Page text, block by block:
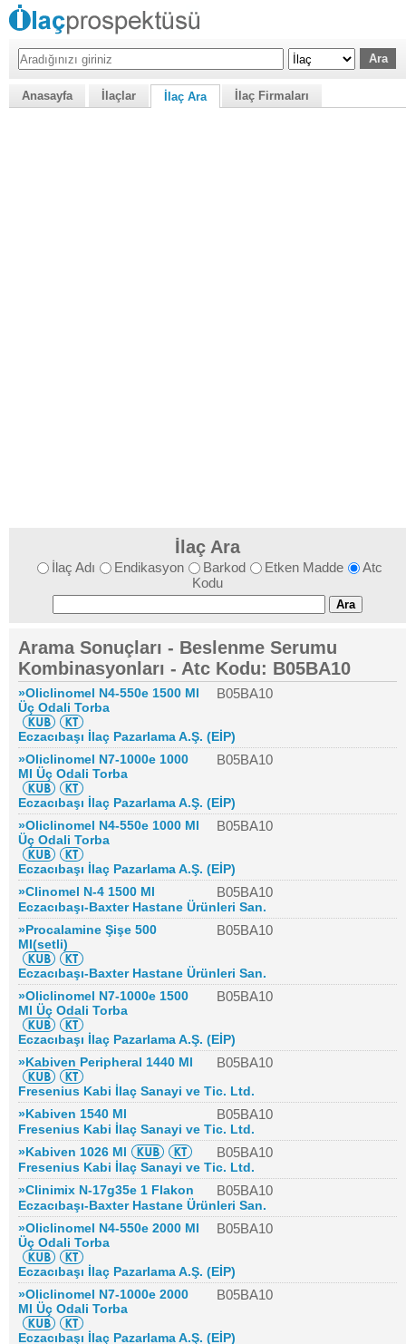
Anasayfa İlaçlar İlaç Ara İlaç Firmaları
İlaç Ara
İlaç Adı Endikasyon Barkod Etken Madde
Atc
Kodu
Arama Sonuçları - Beslenme Serumu
Kombinasyonları - Atc Kodu: B05BA10
»Oliclinomel N4-550e 1500 Ml
Üç Odali Torba
B05BA10
Eczacıbaşı İlaç Pazarlama A.Ş. (EİP)
»Oliclinomel N7-1000e 1000
Ml Üç Odali Torba
B05BA10
Eczacıbaşı İlaç Pazarlama A.Ş. (EİP)
»Oliclinomel N4-550e 1000 Ml
Üç Odali Torba
B05BA10
Eczacıbaşı İlaç Pazarlama A.Ş. (EİP)
»Clinomel N-4 1500 Ml
B05BA10
Eczacıbaşı-Baxter Hastane Ürünleri San.
»Procalamine Şişe 500
Ml(setli)
B05BA10
Eczacıbaşı-Baxter Hastane Ürünleri San.
»Oliclinomel N7-1000e 1500
Ml Üç Odali Torba
B05BA10
Eczacıbaşı İlaç Pazarlama A.Ş. (EİP)
»Kabiven Peripheral 1440 Ml
B05BA10
Fresenius Kabi İlaç Sanayi ve Tic. Ltd.
»Kabiven 1540 Ml
B05BA10
Fresenius Kabi İlaç Sanayi ve Tic. Ltd.
»Kabiven 1026 Ml
B05BA10
Fresenius Kabi İlaç Sanayi ve Tic. Ltd.
»Clinimix N-17g35e 1 Flakon
B05BA10
Eczacıbaşı-Baxter Hastane Ürünleri San.
»Oliclinomel N4-550e 2000 Ml
Üç Odali Torba
B05BA10
Eczacıbaşı İlaç Pazarlama A.Ş. (EİP)
»Oliclinomel N7-1000e 2000
Ml Üç Odali Torba
B05BA10
Eczacıbaşı İlaç Pazarlama A.Ş. (EİP)